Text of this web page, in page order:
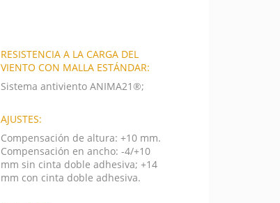
RESISTENCIA A LA CARGA DEL
VIENTO CON MALLA ESTÁNDAR:
Sistema antiviento ANIMA21®;
AJUSTES:
Compensación de altura: +10 mm.
Compensación en ancho: -4/+10
mm sin cinta doble adhesiva; +14
mm con cinta doble adhesiva.